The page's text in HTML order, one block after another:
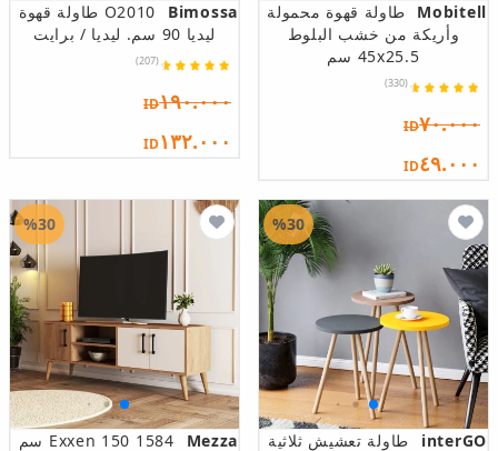
Mobitell
طاولة قهوة محمولة
وأريكة من خشب البلوط
45x25.5 سم
(330)
ID٧٠.٠٠٠
ID٤٩.٠٠٠
Bimossa
O2010 طاولة قهوة
ليديا 90 سم. ليديا / برايت
(207)
ID١٩٠.٠٠٠
ID١٣٢.٠٠٠
interGO
طاولة تعشيش ثلاثية
%30
Mezza
1584 Exxen 150 سم
%30